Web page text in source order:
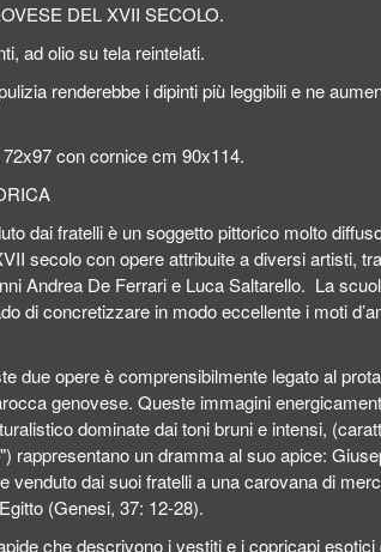
DEL XVII SECOLO.
ad olio su tela reintelati.
renderebbe i dipinti più leggibili e ne
con cornice cm 90x114.
dai fratelli è un soggetto pittorico molto
secolo con opere attribuite a diversi artisti,
Andrea De Ferrari e Luca Saltarello. La
di concretizzare in modo eccellente i moti
due opere è comprensibilmente legato al
genovese. Queste immagini
dominate dai toni bruni e intensi,
rappresentano un dramma al suo apice:
venduto dai suoi fratelli a una carovana di
(Genesi, 37: 12-28).
che descrivono i vestiti e i copricapi